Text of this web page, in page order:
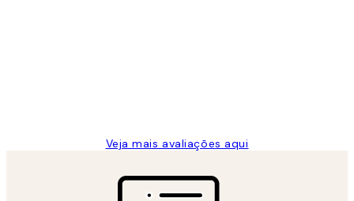
Veja mais avaliações aqui